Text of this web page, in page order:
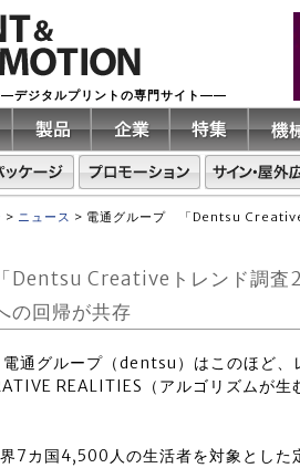
―デジタルプリントの専門サイト――
> ニュース > 電通グループ 「Dentsu Creative
Dentsu Creativeトレンド調
の回帰が共存
電通グループ（dentsu）はこのほど
REALITIES（アルゴリズムが生
7カ国4,500人の生活者を対象とした